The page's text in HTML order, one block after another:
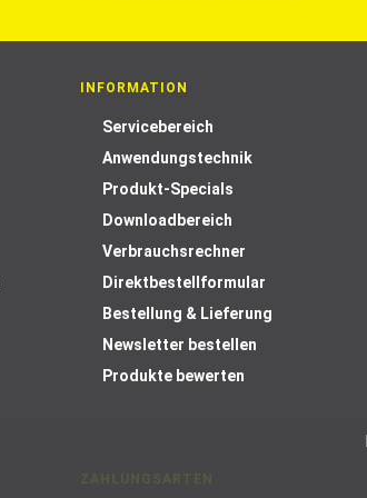
INFORMATION
Servicebereich
Anwendungstechnik
Produkt-Specials
Downloadbereich
Verbrauchsrechner
Direktbestellformular
Bestellung & Lieferung
Newsletter bestellen
Produkte bewerten